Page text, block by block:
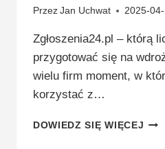
Przez Jan Uchwat 2025-
Zgłoszenia24.pl – którą
przygotować się na
wielu firm moment, w
korzystać z…
DOWIEDZ SIĘ WIĘCEJ